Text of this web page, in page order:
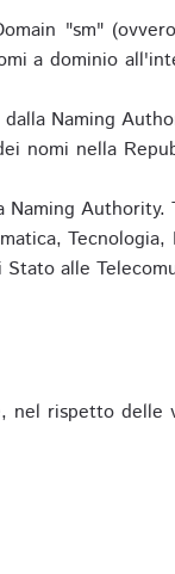
"sm"
a dominio
Naming
nomi nella
alle
nel rispetto